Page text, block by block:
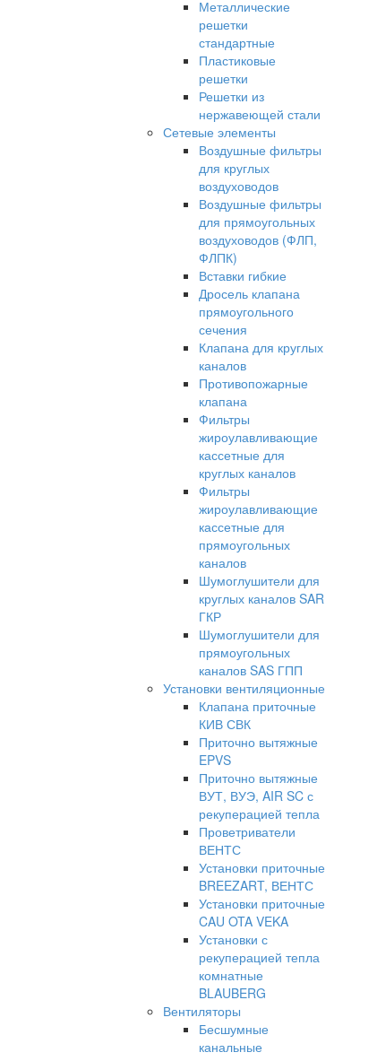
Металлические
решетки
стандартные
Пластиковые
решетки
Решетки из
нержавеющей стали
Сетевые элементы
Воздушные фильтры
для круглых
воздуховодов
Воздушные фильтры
для прямоугольных
воздуховодов (ФЛП,
ФЛПК)
Вставки гибкие
Дросель клапана
прямоугольного
сечения
Клапана для круглых
каналов
Противопожарные
клапана
Фильтры
жироулавливающие
кассетные для
круглых каналов
Фильтры
жироулавливающие
кассетные для
прямоугольных
каналов
Шумоглушители для
круглых каналов SAR
ГКР
Шумоглушители для
прямоугольных
каналов SAS ГПП
Установки вентиляционные
Клапана приточные
КИВ СВК
Приточно вытяжные
EPVS
Приточно вытяжные
ВУТ, ВУЭ, AIR SC с
рекуперацией тепла
Проветриватели
ВЕНТС
Установки приточные
BREEZART, ВЕНТС
Установки приточные
CAU OTA VEKA
Установки с
рекуперацией тепла
комнатные
BLAUBERG
Вентиляторы
Бесшумные
канальные